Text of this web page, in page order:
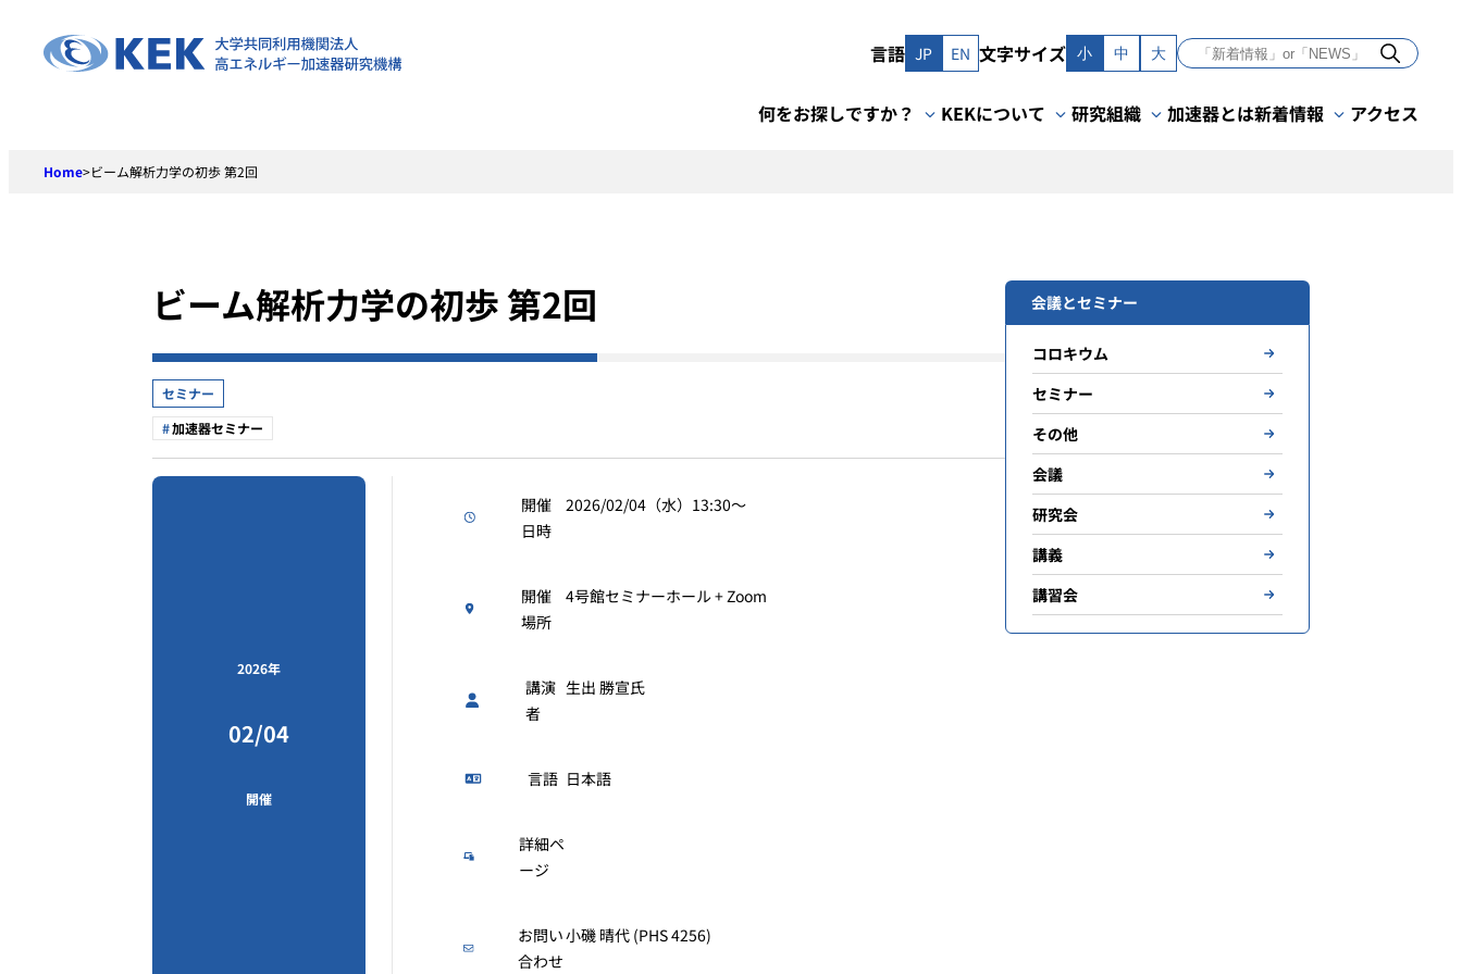
言語 JP EN 文字サイズ 小 中 大
何をお探しですか？ KEKについて 研究組織 加速器とは新着情報 アクセス
Home>ビーム解析力学の初歩 第2回
ビーム解析力学の初歩 第2回
セミナー
加速器セミナー
2026年
02/04
開催
開催
日時
2026/02/04（水）13:30〜
開催
場所
4号館セミナーホール + Zoom
講演
者
生出 勝宣氏
言語 日本語
詳細ペ
ージ
お問い
合わせ
小磯 晴代 (PHS 4256)
会議とセミナー
コロキウム
セミナー
その他
会議
研究会
講義
講習会